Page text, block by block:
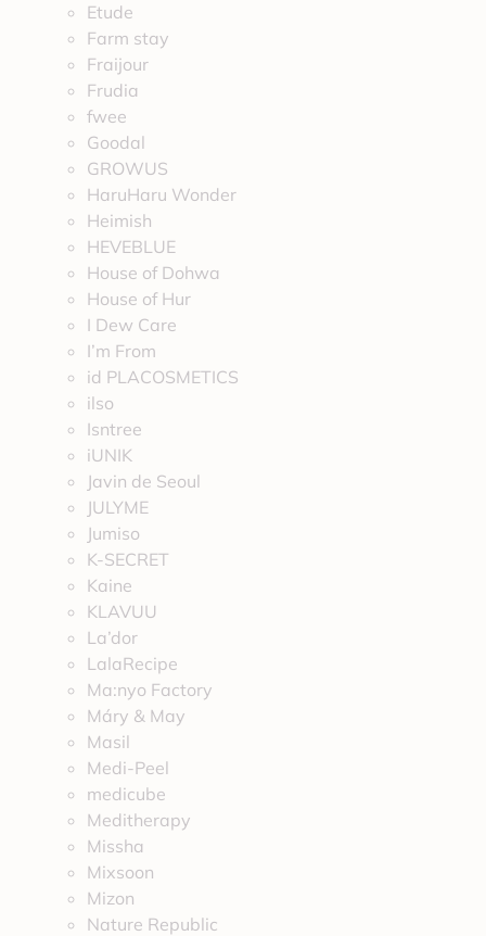
Etude
Farm stay
Fraijour
Frudia
fwee
Goodal
GROWUS
HaruHaru Wonder
Heimish
HEVEBLUE
House of Dohwa
House of Hur
I Dew Care
I’m From
id PLACOSMETICS
ilso
Isntree
iUNIK
Javin de Seoul
JULYME
Jumiso
K-SECRET
Kaine
KLAVUU
La’dor
LalaRecipe
Ma:nyo Factory
Máry & May
Masil
Medi-Peel
medicube
Meditherapy
Missha
Mixsoon
Mizon
Nature Republic